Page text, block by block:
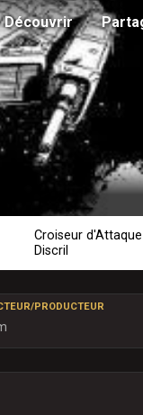
Découvrir
Croiseur d'Attaque
Discril
PRODUCTEUR